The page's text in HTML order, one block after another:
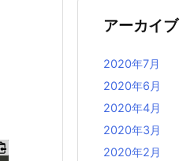
アーカイブ
2020年7月
2020年6月
2020年4月
2020年3月
2020年2月